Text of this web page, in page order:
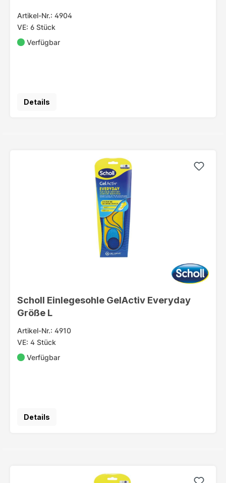
Artikel-Nr.: 4904
VE: 6 Stück
Verfügbar
Details
Scholl Einlegesohle GelActiv Everyday
Größe L
Artikel-Nr.: 4910
VE: 4 Stück
Verfügbar
Details